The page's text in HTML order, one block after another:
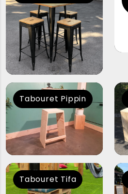
Tabouret Pippin
Tabouret Tifa